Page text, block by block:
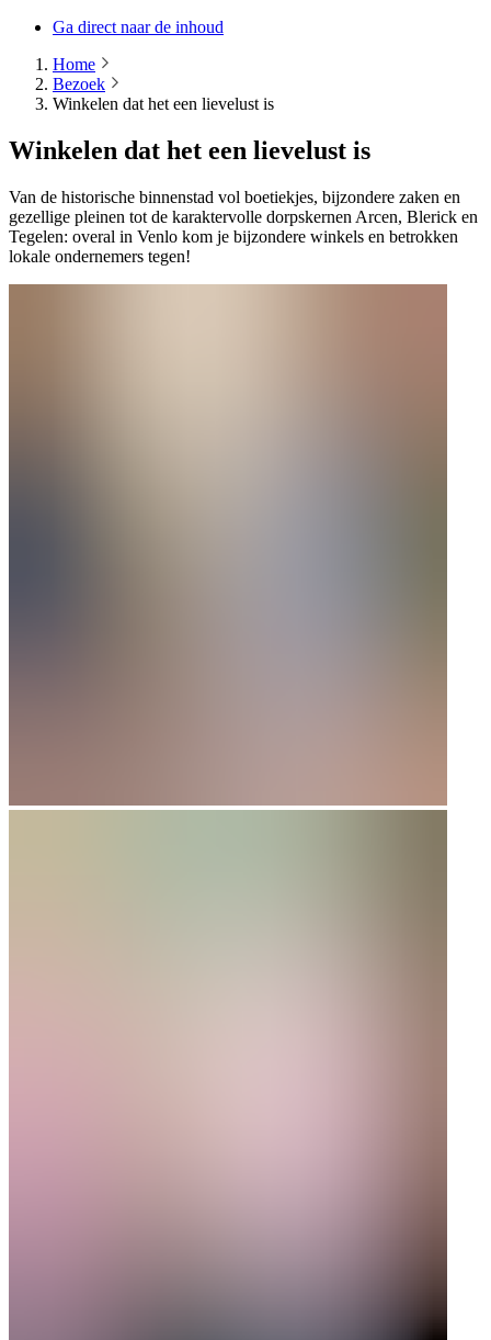
Ga direct naar de inhoud
Home
Bezoek
Winkelen dat het een lievelust is
Winkelen dat het een lievelust is
Van de historische binnenstad vol boetiekjes, bijzondere zaken en
gezellige pleinen tot de karaktervolle dorpskernen Arcen, Blerick en
Tegelen: overal in Venlo kom je bijzondere winkels en betrokken
lokale ondernemers tegen!